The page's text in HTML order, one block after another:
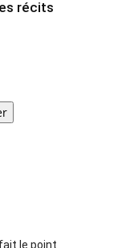
récits
le point